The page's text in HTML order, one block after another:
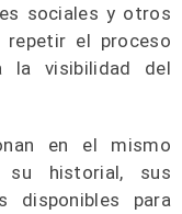
sociales y otros
repetir el proceso
la visibilidad del
en el mismo
su historial, sus
disponibles para